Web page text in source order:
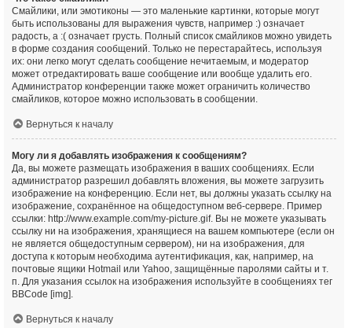
Смайлики, или эмотиконы — это маленькие картинки, которые могут
быть использованы для выражения чувств, например :) означает
радость, а :( означает грусть. Полный список смайликов можно увидеть
в форме создания сообщений. Только не перестарайтесь, используя
их: они легко могут сделать сообщение нечитаемым, и модератор
может отредактировать ваше сообщение или вообще удалить его.
Администратор конференции также может ограничить количество
смайликов, которое можно использовать в сообщении.
Вернуться к началу
Могу ли я добавлять изображения к сообщениям?
Да, вы можете размещать изображения в ваших сообщениях. Если
администратор разрешил добавлять вложения, вы можете загрузить
изображение на конференцию. Если нет, вы должны указать ссылку на
изображение, сохранённое на общедоступном веб-сервере. Пример
ссылки: http://www.example.com/my-picture.gif. Вы не можете указывать
ссылку ни на изображения, хранящиеся на вашем компьютере (если он
не является общедоступным сервером), ни на изображения, для
доступа к которым необходима аутентификация, как, например, на
почтовые ящики Hotmail или Yahoo, защищённые паролями сайты и т.
п. Для указания ссылок на изображения используйте в сообщениях тег
BBCode [img].
Вернуться к началу